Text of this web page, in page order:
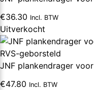
€36.30 Incl. BTW
Uitverkocht
JNF plankendrager
€47.80 Incl. BTW